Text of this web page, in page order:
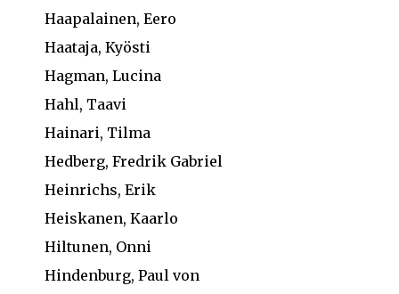
Haapalainen, Eero
Haataja, Kyösti
Hagman, Lucina
Hahl, Taavi
Hainari, Tilma
Hedberg, Fredrik Gabriel
Heinrichs, Erik
Heiskanen, Kaarlo
Hiltunen, Onni
Hindenburg, Paul von